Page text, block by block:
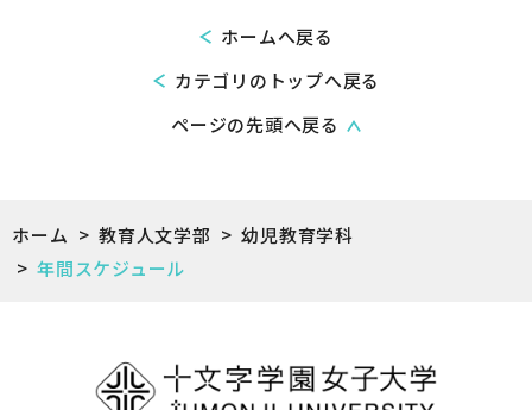
カテゴリのトップへ戻る
ホームへ戻る
ページの先頭へ戻る
ホーム >教育人文学部 >幼児教育学科
> 年間スケジュール